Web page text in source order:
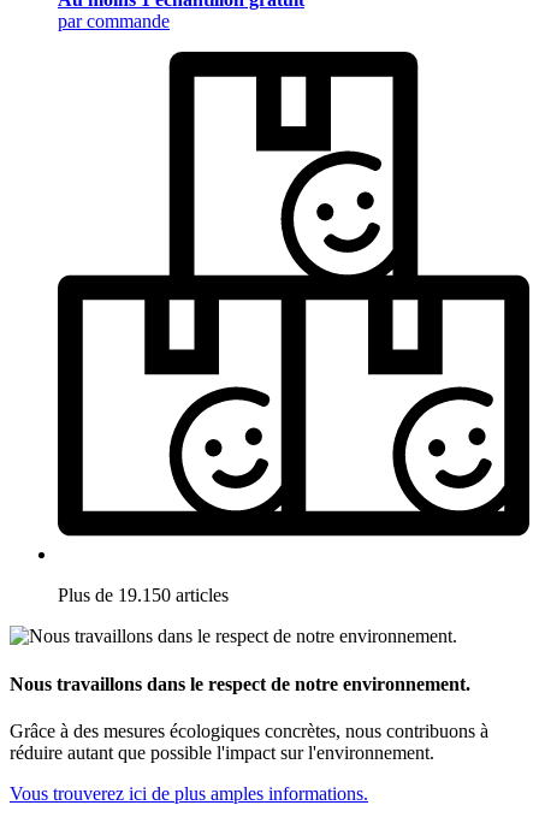
par commande
Plus de 19.150 articles
Nous travaillons dans le respect de notre environnement.
Grâce à des mesures écologiques concrètes, nous contribuons à
réduire autant que possible l'impact sur l'environnement.
Vous trouverez ici de plus amples informations.